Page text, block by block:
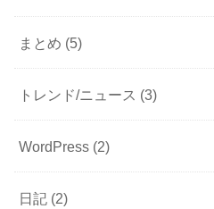
まとめ (5)
トレンド/ニュース (3)
WordPress (2)
日記 (2)